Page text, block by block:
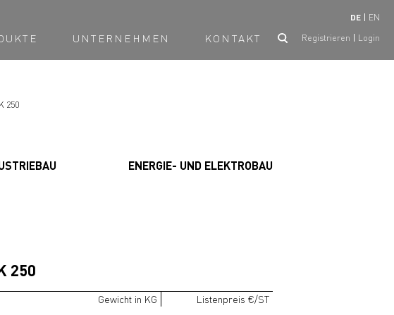
DE EN
UNTERNEHMEN KONTAKT Registrieren Login
250
ENERGIE- UND ELEKTROBAU
250
Gewicht in KG Listenpreis €/ST